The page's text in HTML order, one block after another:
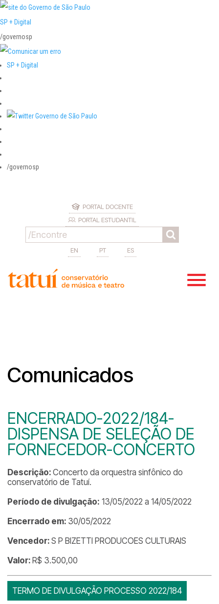
SP + Digital
/governosp
SP + Digital
/governosp
PORTAL DOCENTE
PORTAL ESTUDANTIL
EN PT ES
Comunicados
ENCERRADO-2022/184-
DISPENSA DE SELEÇÃO DE
FORNECEDOR-CONCERTO
Descrição: Concerto da orquestra sinfônico do
conservatório de Tatuí.
Período de divulgação: 13/05/2022 a 14/05/2022
Encerrado em: 30/05/2022
Vencedor: S P BIZETTI PRODUCOES CULTURAIS
Valor: R$ 3.500,00
TERMO DE DIVULGAÇÃO PROCESSO 2022/184